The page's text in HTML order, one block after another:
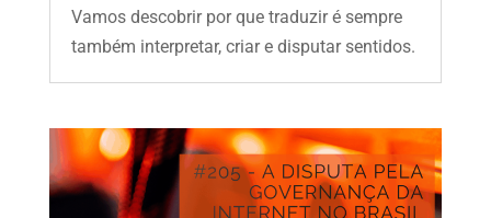
Vamos descobrir por que traduzir é sempre
também interpretar, criar e disputar sentidos.